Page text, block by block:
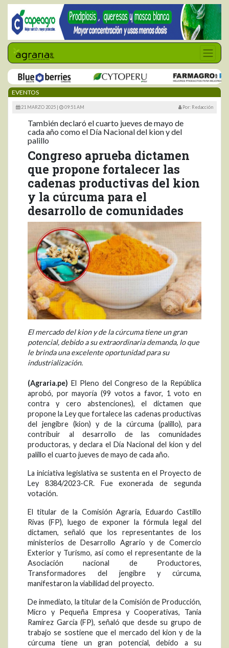
EVENTOS
21 MARZO 2025 | 09:51 AM Por: Redacción
También declaró el cuarto jueves de mayo de
cada año como el Día Nacional del kion y del
palillo
Congreso aprueba dictamen
que propone fortalecer las
cadenas productivas del kion
y la cúrcuma para el
desarrollo de comunidades
El mercado del kion y de la cúrcuma tiene un gran
potencial, debido a su extraordinaria demanda, lo que
le brinda una excelente oportunidad para su
industrialización.
(Agraria.pe) El Pleno del Congreso de la República
aprobó, por mayoría (99 votos a favor, 1 voto en
contra y cero abstenciones), el dictamen que
propone la Ley que fortalece las cadenas productivas
del jengibre (kion) y de la cúrcuma (palillo), para
contribuir al desarrollo de las comunidades
productoras, y declara el Día Nacional del kion y del
palillo el cuarto jueves de mayo de cada año.
La iniciativa legislativa se sustenta en el Proyecto de
Ley 8384/2023-CR. Fue exonerada de segunda
votación.
El titular de la Comisión Agraria, Eduardo Castillo
Rivas (FP), luego de exponer la fórmula legal del
dictamen, señaló que los representantes de los
ministerios de Desarrollo Agrario y de Comercio
Exterior y Turismo, así como el representante de la
Asociación nacional de Productores,
Transformadores del jengibre y cúrcuma,
manifestaron la viabilidad del proyecto.
De inmediato, la titular de la Comisión de Producción,
Micro y Pequeña Empresa y Cooperativas, Tania
Ramírez García (FP), señaló que desde su grupo de
trabajo se sostiene que el mercado del kion y de la
cúrcuma tiene un gran potencial, debido a su